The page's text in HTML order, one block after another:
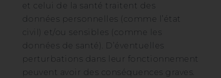
et celui de la santé traitent des
données personnelles (comme l’état
civil) et/ou sensibles (comme les
données de santé). D’éventuelles
perturbations dans leur fonctionnement
peuvent avoir des conséquences graves.